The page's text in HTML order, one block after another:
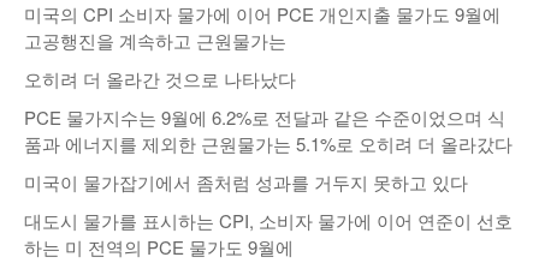
김선옥칼럼
김원동칼럼
100인선
독자광장
여행
인근여행지
놀이공원
낚시/비치
골프
인터뷰/탐방
미국의 CPI 소비자 물가에 이어 PCE 개인지출 물가도 9월에
고공행진을 계속하고 근원물가는
오히려 더 올라간 것으로 나타났다
PCE 물가지수는 9월에 6.2%로 전달과 같은 수준이었으며 식
품과 에너지를 제외한 근원물가는 5.1%로 오히려 더 올라갔다
미국이 물가잡기에서 좀처럼 성과를 거두지 못하고 있다
대도시 물가를 표시하는 CPI, 소비자 물가에 이어 연준이 선호
하는 미 전역의 PCE 물가도 9월에